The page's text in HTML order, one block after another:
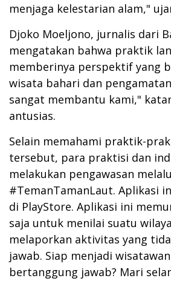
menjaga kelestarian alam,"
Djoko Moeljono, jurnalis dari
mengatakan bahwa praktik
memberinya perspektif yang
wisata bahari dan
sangat membantu kami,"
antusias.
Selain memahami praktik-
tersebut, para praktisi dan
melakukan pengawasan
#TemanTamanLaut. Aplikasi
di PlayStore. Aplikasi ini
saja untuk menilai suatu
melaporkan aktivitas yang
jawab. Siap menjadi
bertanggung jawab? Mari